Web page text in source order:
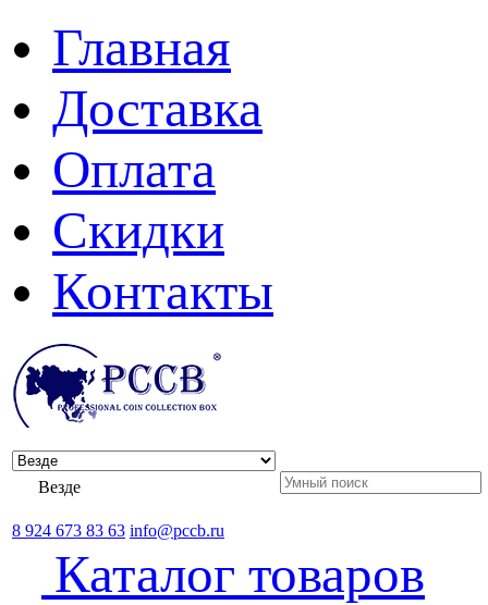
Главная
Доставка
Оплата
Скидки
Контакты
Везде
8 924 673 83 63 info@pccb.ru
Каталог товаров